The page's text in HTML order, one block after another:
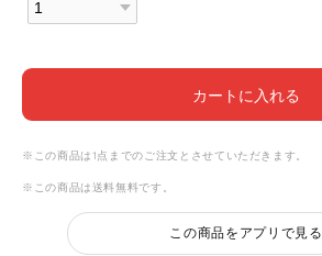
カートに入れる
※この商品は1点までのご注文とさせていただきます。
※この商品は 送料無料です。
この商品をアプリで見る